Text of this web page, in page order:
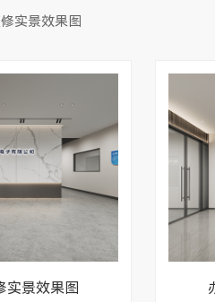
电子无尘车间实景效果图
制药无尘车间实景效果图
印刷无尘车间实景效果
医疗无尘车间实景效果图
实景效果图
实景效果图